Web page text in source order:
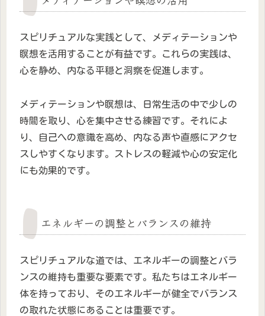
スピリチュアルな実践として、メディテーションや
瞑想を活用することが有益です。これらの実践は、
心を静め、内なる平穏と洞察を促進します。
メディテーションや瞑想は、日常生活の中で少しの
時間を取り、心を集中させる練習です。それによ
り、自己への意識を高め、内なる声や直感にアクセ
スしやすくなります。ストレスの軽減や心の安定化
にも効果的です。
エネルギーの調整とバランスの維持
スピリチュアルな道では、エネルギーの調整とバラ
ンスの維持も重要な要素です。私たちはエネルギー
体を持っており、そのエネルギーが健全でバランス
の取れた状態にあることは重要です。